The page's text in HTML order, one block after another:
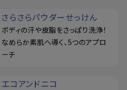
さらさらパウダーせっけん
ボディの汗や皮脂をさっぱり洗浄！
なめらか素肌へ導く、5つのアプロ
ーチ
エコアンドニコ